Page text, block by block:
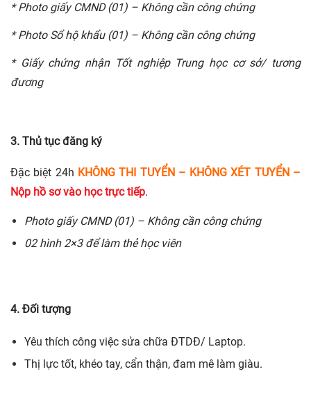
*Photo giấy CMND (01) – Không cần công chứng
*Photo Sổ hộ khẩu (01) – Không cần công chứng
* Giấy chứng nhận Tốt nghiệp Trung học cơ sở/ tương
đương
3. Thủ tục đăng ký
Đặc biệt 24h KHÔNG THI TUYỂN – KHÔNG XÉT TUYỂN –
Nộp hồ sơ vào học trực tiếp.
Photo giấy CMND (01) – Không cần công chứng
02 hình 2×3 để làm thẻ học viên
4. Đối tượng
Yêu thích công việc sửa chữa ĐTDĐ/ Laptop.
Thị lực tốt, khéo tay, cẩn thận, đam mê làm giàu.